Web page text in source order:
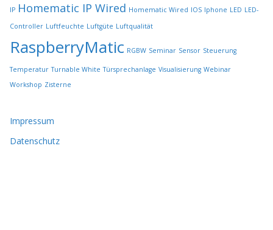
h
l
t
w
e
d
n
IP Homematic IP Wired Homematic Wired IOS Iphone LED LED-
Controller Luftfeuchte Luftgüte Luftqualität
RaspberryMatic RGBW Seminar Sensor Steuerung
Temperatur Turnable White Türsprechanlage Visualisierung Webinar
Workshop Zisterne
Impressum
Datenschutz